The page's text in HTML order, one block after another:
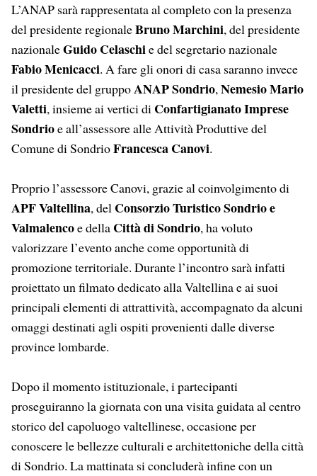
L’ANAP sarà rappresentata al completo con la presenza
del presidente regionaleBruno Marchini, del presidente
nazionaleGuido Celaschie del segretario nazionale
Fabio Menicacci. A fare gli onori di casa saranno invece
il presidente del gruppoANAP Sondrio,Nemesio Mario
Valetti, insieme ai vertici di Confartigianato Imprese
Sondrioe all’assessore alle Attività Produttive del
Comune di SondrioFrancesca Canovi.
Proprio l’assessore Canovi, grazie al coinvolgimento di
APF Valtellina, del Consorzio Turistico Sondrio e
Valmalencoe della Città di Sondrio, ha voluto
valorizzare l’evento anche come opportunità di
promozione territoriale. Durante l’incontro sarà infatti
proiettato un filmato dedicato alla Valtellina e ai suoi
principali elementi di attrattività, accompagnato da alcuni
omaggi destinati agli ospiti provenienti dalle diverse
province lombarde.
Dopo il momento istituzionale, i partecipanti
proseguiranno la giornata con una visita guidata al centro
storico del capoluogo valtellinese, occasione per
conoscere le bellezze culturali e architettoniche della città
di Sondrio. La mattinata si concluderà infine con un